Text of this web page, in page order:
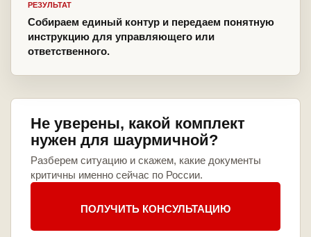
РЕЗУЛЬТАТ
Собираем единый контур и передаем понятную
инструкцию для управляющего или
ответственного.
Не уверены, какой комплект
нужен для шаурмичной?
Разберем ситуацию и скажем, какие документы
критичны именно сейчас по России.
ПОЛУЧИТЬ КОНСУЛЬТАЦИЮ